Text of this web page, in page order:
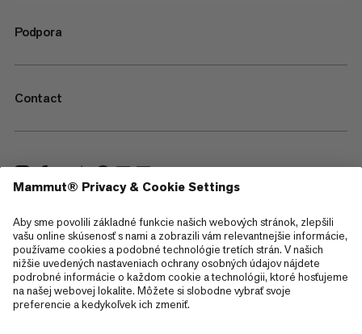
Podpora
Contact
—
Sitemap
Cookies